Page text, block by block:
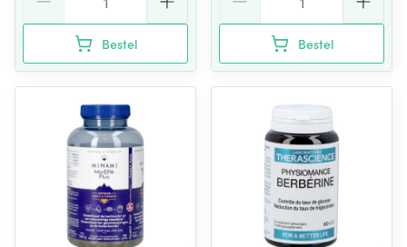
Bestel Bestel